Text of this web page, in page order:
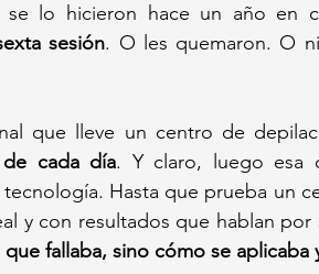
se lo hicieron hace un año en
sesión. O les quemaron. O
que lleve un centro de
cada día. Y claro, luego esa
Hasta que prueba un
y con resultados que hablan
fallaba, sino cómo se aplicaba